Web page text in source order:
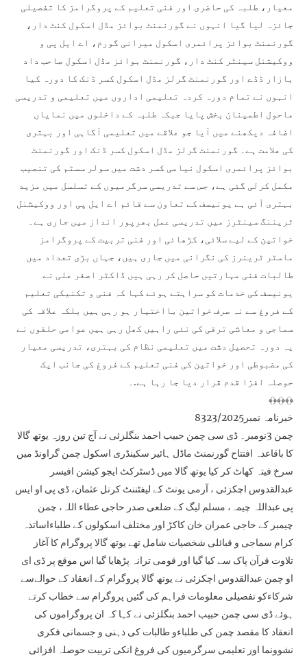
معیار، طلبہ کی حاضری اور فنی تعلیم کے پروگرامز کا تفصیلی
جائزہ لیا گیا انہوں نے گورنمنٹ بوائز مڈل اسکول کنٹ دار،
گورنمنٹ بوائز پرائمری اسکول میرانی گورم، اے ایل پی و
ووکیشنل سینٹر کنٹ دار، گورنمنٹ بوائز مڈل اسکول صاحب داد
بازار ڈڈے اور گورنمنٹ گرلز مڈل اسکول کسر ڈنک کا دورہ کیا
انہوں نے تمام دورہ کردہ تعلیمی اداروں میں تعلیمی و تدریسی
ماحول اطمینان بخش پایا جبکہ طلبہ کے داخلوں میں نمایاں
اضافہ دیکھنے میں آیا جو علاقے میں تعلیمی آگاہی اور بہتری
کی علامت ہے۔ گورنمنٹ گرلز مڈل اسکول کسر ڈنک اور گورنمنٹ
بوائز پرائمری اسکول نیامی کسر دشت میں سولر سسٹم کی تنصیب
مکمل کرلی گئی ہے، جس سے تدریسی سرگرمیوں کے تسلسل میں مزید
بہتری آئی ہے یونیسف کے تعاون سے قائم اے ایل پی اور ووکیشنل
ٹریننگ سینٹرز میں تدریسی عمل بھرپور انداز میں جاری ہے۔
خواتین کے لیے سلائی، کڑھائی اور فنی تربیت کے پروگرامز
ماسٹر ٹرینرز کی نگرانی میں جاری ہیں، جہاں بڑی تعداد میں
طالبات فنی مہارتیں حاصل کر رہی ہیں ڈاکٹر اصغر علی نے
یونیسف کی خدمات کو سراہتے ہوئے کہا کہ فنی و تکنیکی تعلیم
کے فروغ سے نہ صرف خواتین بااختیار ہو رہی ہیں بلکہ علاقہ کی
سماجی و معاشی ترقی کی نئی راہیں کھل رہی ہیں عوامی حلقوں نے
یہ دورہ تحصیل دشت میں تعلیمی نظام کی بہتری، تدریسی معیار
کی مضبوطی اور خواتین کی فنی تعلیم کے فروغ کی جانب ایک
حوصلہ افزا قدم قرار دیا جا رہا ہے.۔
﴾﴿﴾﴿﴾﴿
خبرنامہ نمبر8323/2025
چمن 3نومبر۔ ڈی سی چمن حبیب احمد بنگلزئی نے آج تین روزہ یوتھ گالا
کا باقاعدہ افتتاح گورنمنٹ ماڈل ہائیر سکینڈری اسکول چمن گراونڈ میں
سرخ فیتہ کھاٹ کر کیا یوتھ گالا میں ڈسٹرکٹ ایجو کیشن افیسر
عبدالقدوس اچکزئی ، آرمی یونٹ کے لیفٹننٹ کرنل عثمان، ڈی پی او ایس
پی عبداللہ چیمہ، مسلم لیگ کے ضلعی صدر حاجی عطاء اللہ، چمن
چیمبر کے حاجی عمران خان کاکڑ اور مختلف اسکولوں کے طلباءاساتذہ
کرام سماجی و قبائلی شخصیات شامل تھے یوتھ گالا پروگرام کا آغاز
تلاوت قرآن پاک سے کیا گیا اور قومی ترانہ پڑھایا گیا اس موقع پر ڈی ای
او چمن عبدالقدوس اچکزئی نے یوتھ گالا پروگرام کے انعقاد کے حوالےسے
شرکاءکو تفصیلی معلومات فراہم کی گئیں پروگرام سے خطاب کرتے
ہوئے ڈی سی چمن حبیب احمد بنگلزئی نے کہا کہ ان پروگراموں کی
انعقاد کا مقصد چمن کی طلباءو طالبات کی ذہنی و جسمانی فکری
نشوونما اور تعلیمی سرگرمیوں کی فروغ انکی تربیت حوصلہ افزائی